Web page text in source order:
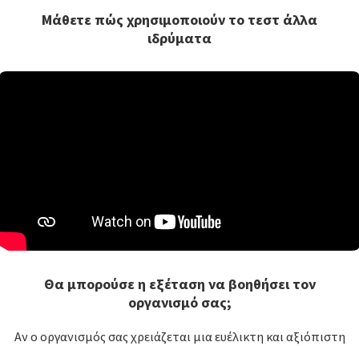
Μάθετε πώς χρησιμοποιούν το τεστ άλλα
ιδρύματα
Θα μπορούσε η εξέταση να βοηθήσει τον
οργανισμό σας;
Αν ο οργανισμός σας χρειάζεται μια ευέλικτη και αξιόπιστη